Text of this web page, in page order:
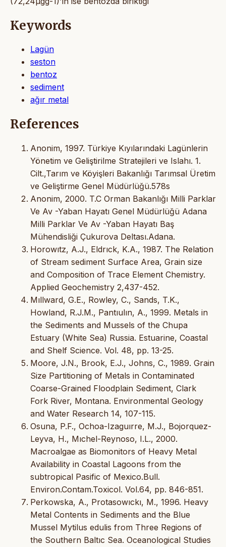
Keywords
Lagün
seston
bentoz
sediment
ağır metal
References
Anonim, 1997. Türkiye Kıyılarındaki Lagünlerin
Yönetim ve Geliştirilme Stratejileri ve Islahı. 1.
Cilt.,Tarım ve Köyişleri Bakanlığı Tarımsal Üretim
ve Geliştirme Genel Müdürlüğü.578s
Anonim, 2000. T.C Orman Bakanlığı Milli Parklar
Ve Av -Yaban Hayatı Genel Müdürlüğü Adana
Milli Parklar Ve Av -Yaban Hayatı Baş
Mühendisliği Çukurova Deltası.Adana.
Horowıtz, A.J., Eldrıck, K.A., 1987. The Relation
of Stream sediment Surface Area, Grain size
and Composition of Trace Element Chemistry.
Applied Geochemistry 2,437-452.
Mıllward, G.E., Rowley, C., Sands, T.K.,
Howland, R.J.M., Pantıulın, A., 1999. Metals in
the Sediments and Mussels of the Chupa
Estuary (White Sea) Russia. Estuarine, Coastal
and Shelf Science. Vol. 48, pp. 13-25.
Moore, J.N., Brook, E.J., Johns, C., 1989. Grain
Size Partitioning of Metals in Contaminated
Coarse-Grained Floodplain Sediment, Clark
Fork River, Montana. Environmental Geology
and Water Research 14, 107-115.
Osuna, P.F., Ochoa-Izaguırre, M.J., Bojorquez-
Leyva, H., Mıchel-Reynoso, I.L., 2000.
Macroalgae as Biomonitors of Heavy Metal
Availability in Coastal Lagoons from the
subtropical Pasific of Mexico.Bull.
Environ.Contam.Toxicol. Vol.64, pp. 846-851.
Perkowska, A., Protasowıckı, M., 1996. Heavy
Metal Contents in Sediments and the Blue
Mussel Mytilus edulis from Three Regions of
the Southern Baltıc Sea. Oceanological Studies